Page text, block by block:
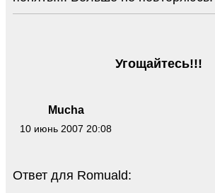
Mucha
10 июнь 2007 20:08
Угощайтесь!!!
Ответ для Romuald: